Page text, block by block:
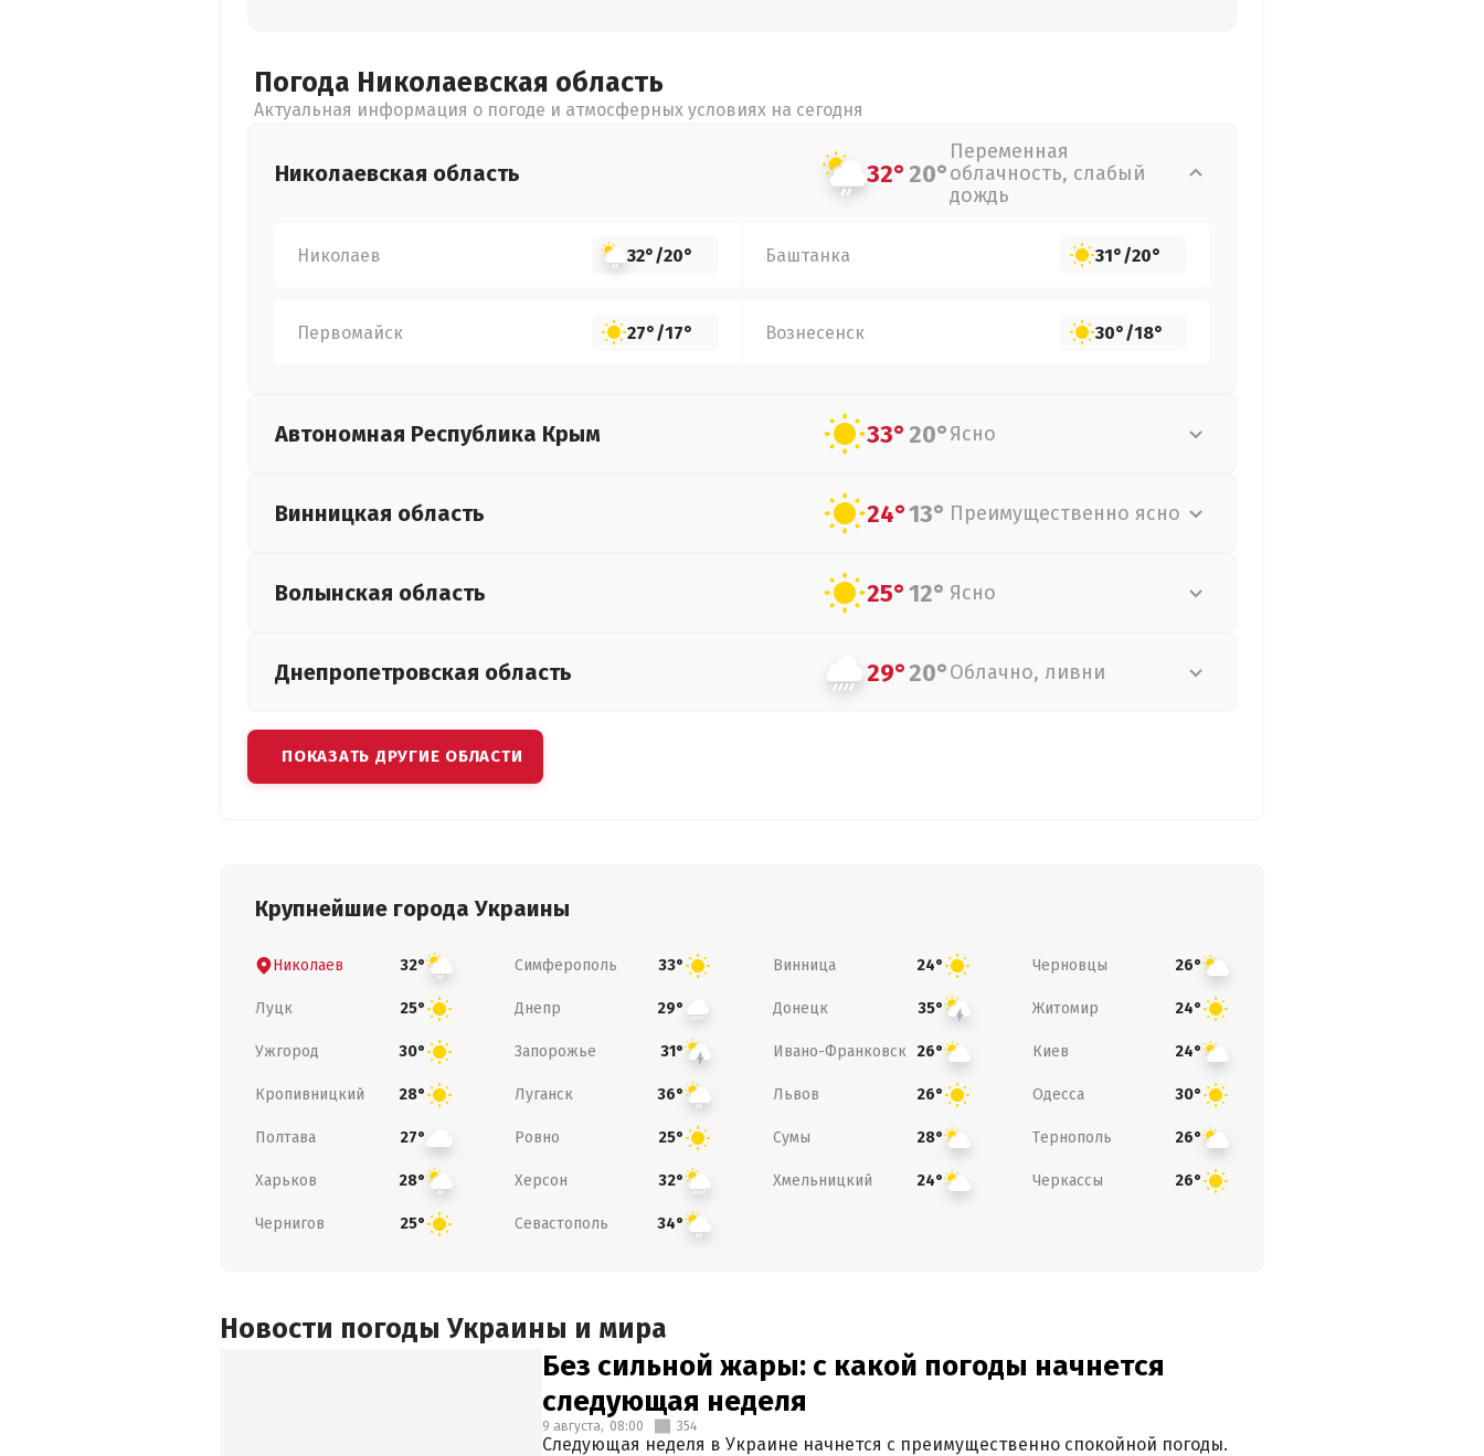
Погода Николаевская область
Актуальная информация о погоде и атмосферных условиях на сегодня
Николаевская область 32°20°
Переменная
облачность, слабый
дождь
Николаев 32°/20° Баштанка 31°/20°
Первомайск 27°/17° Вознесенск 30°/18°
Автономная Республика Крым 33°20°Ясно
Винницкая область 24°13° Преимущественно ясно
Волынская область 25°12° Ясно
Днепропетровская область 29°20°Облачно, ливни
ПОКАЗАТЬ ДРУГИЕ ОБЛАСТИ
Крупнейшие города Украины
Николаев 32° Симферополь 33° Винница 24° Черновцы 26°
Луцк 25° Днепр 29° Донецк 35° Житомир 24°
Ужгород 30° Запорожье 31° Ивано-Франковск 26° Киев 24°
Кропивницкий 28° Луганск 36° Львов 26° Одесса 30°
Полтава 27° Ровно 25° Сумы 28° Тернополь 26°
Харьков 28° Херсон 32° Хмельницкий 24° Черкассы 26°
Чернигов 25° Севастополь 34°
Новости погоды Украины и мира
Без сильной жары: с какой погоды начнется
следующая неделя
9 августа, 08:00 354
Следующая неделя в Украине начнется с преимущественно спокойной погоды.